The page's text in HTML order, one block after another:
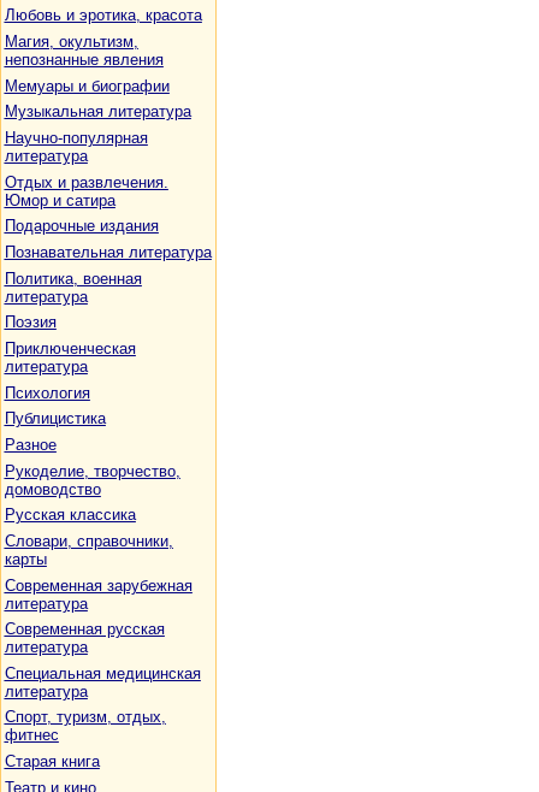
Любовь и эротика, красота
Магия, окультизм,
непознанные явления
Мемуары и биографии
Музыкальная литература
Научно-популярная
литература
Отдых и развлечения.
Юмор и сатира
Подарочные издания
Познавательная литература
Политика, военная
литература
Поэзия
Приключенческая
литература
Психология
Публицистика
Разное
Рукоделие, творчество,
домоводство
Русская классика
Словари, справочники,
карты
Современная зарубежная
литература
Современная русская
литература
Специальная медицинская
литература
Спорт, туризм, отдых,
фитнес
Старая книга
Театр и кино